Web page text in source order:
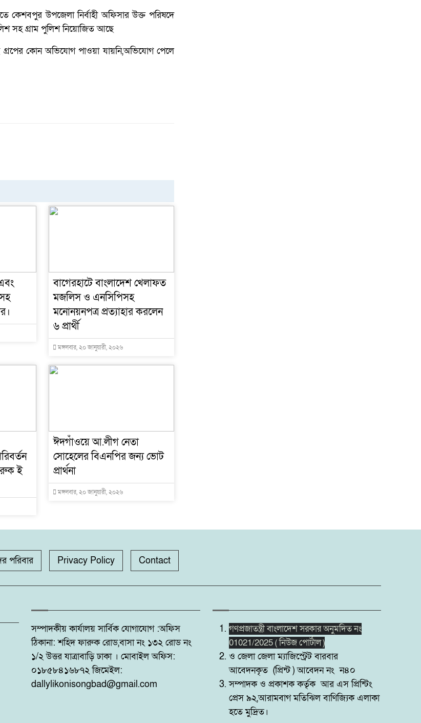
কেশবপুর উপজেলা নির্বাহী অফিসার উক্ত পরিষদে
সহ গ্রাম পুলিশ নিয়োজিত আছে
কোন অভিযোগ পাওয়া যায়নি,অভিযোগ পেলে
বাগেরহাটে বাংলাদেশ খেলাফত
মজলিস ও এনসিপিসহ
মনোনয়নপত্র প্রত্যাহার করলেন
৬ প্রার্থী
মঙ্গলবার, ২০ জানুয়ারী, ২০২৬
ই
ঈদগাঁওয়ে আ.লীগ নেতা
সোহেলের বিএনপির জন্য ভোট
প্রার্থনা
মঙ্গলবার, ২০ জানুয়ারী, ২০২৬
পরিবার Privacy Policy Contact
সম্পাদকীয় কার্যালয় সার্বিক যোগাযোগ :অফিস
ঠিকানা: শহিদ ফারুক রোড,বাসা নং ১৩২ রোড নং
১/২ উত্তর যাত্রাবাড়ি ঢাকা । মোবাইল অফিস:
০১৮৫৮৪১৬৮৭২ জিমেইল:
dallylikonisongbad@gmail.com
গণপ্রজাতন্ত্রী বাংলাদেশ সরকার অনুমদিত নং
01021/2025 ( নিউজ পোর্টাল )
ও জেলা জেলা ম্যাজিস্ট্রেট বারবার
আবেদনকৃত (প্রিন্ট ) আবেদন নং ন৪০
সম্পাদক ও প্রকাশক কর্তৃক আর এস প্রিন্টিং
প্রেস ৯২,আরামবাগ মতিঝিল বাণিজ্যিক এলাকা
হতে মুদ্রিত।